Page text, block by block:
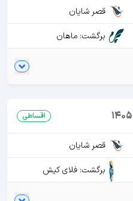
قصر شایان
برگشت: ماهان
اقساطی
قصر شایان
برگشت: فلای کیش